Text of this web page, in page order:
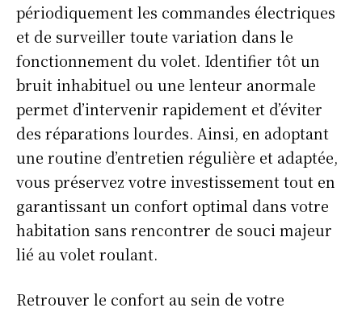
périodiquement les commandes électriques
et de surveiller toute variation dans le
fonctionnement du volet. Identifier tôt un
bruit inhabituel ou une lenteur anormale
permet d’intervenir rapidement et d’éviter
des réparations lourdes. Ainsi, en adoptant
une routine d’entretien régulière et adaptée,
vous préservez votre investissement tout en
garantissant un confort optimal dans votre
habitation sans rencontrer de souci majeur
lié au volet roulant.
Retrouver le confort au sein de votre